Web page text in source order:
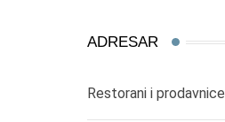
ADRESAR
Restorani i prodavnice